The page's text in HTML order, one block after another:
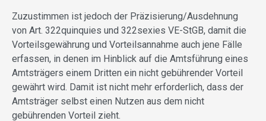
Zuzustimmen ist jedoch der Präzisierung/Ausdehnung
von Art. 322quinquies und 322sexies VE-StGB, damit die
Vorteilsgewährung und Vorteilsannahme auch jene Fälle
erfassen, in denen im Hinblick auf die Amtsführung eines
Amtsträgers einem Dritten ein nicht gebührender Vorteil
gewährt wird. Damit ist nicht mehr erforderlich, dass der
Amtsträger selbst einen Nutzen aus dem nicht
gebührenden Vorteil zieht.